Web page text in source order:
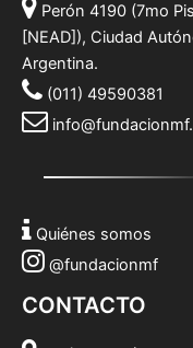
Perón 4190 (7mo
[NEAD]), Ciudad
Argentina.
(011) 49590381
Quiénes somos
@fundacionmf
CONTACTO